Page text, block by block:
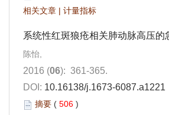
相关文章 | 计量指标
系统性红斑狼疮相关肺动脉高压的
陈怡,
2016 (06): 361-365.
DOI: 10.16138/j.1673-6087.a1221
摘要 ( 506 )